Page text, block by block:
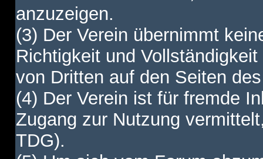
anzuzeigen.
(3) Der Verein übernimmt
Richtigkeit und
von Dritten auf den Seiten
(4) Der Verein ist für fremde
Zugang zur Nutzung
TDG).